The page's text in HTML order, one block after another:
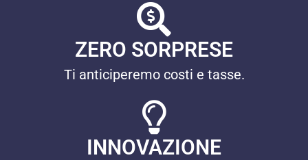
ZERO SORPRESE
Ti anticiperemo costi e tasse.
INNOVAZIONE